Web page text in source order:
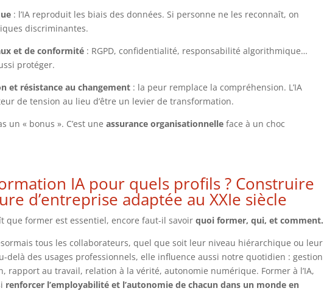
: l’IA reproduit les biais des données. Si personne ne les reconnaît, on
discriminantes.
et de conformité: RGPD, confidentialité, responsabilité algorithmique…
protéger.
et résistance au changement: la peur remplace la compréhension. L’IA
de tension au lieu d’être un levier de transformation.
un « bonus ». C’est une assurance organisationnelleface à un choc
IA pour quels profils ? Construire
d’entreprise adaptée au XXIe siècle
que former est essentiel, encore faut-il savoir quoi former, qui, et comment.
tous les collaborateurs, quel que soit leur niveau hiérarchique ou leur
delà des usages professionnels, elle influence aussi notre quotidien : gestion
rapport au travail, relation à la vérité, autonomie numérique. Former à l’IA,
renforcer l’employabilité et l’autonomie de chacun dans un monde en